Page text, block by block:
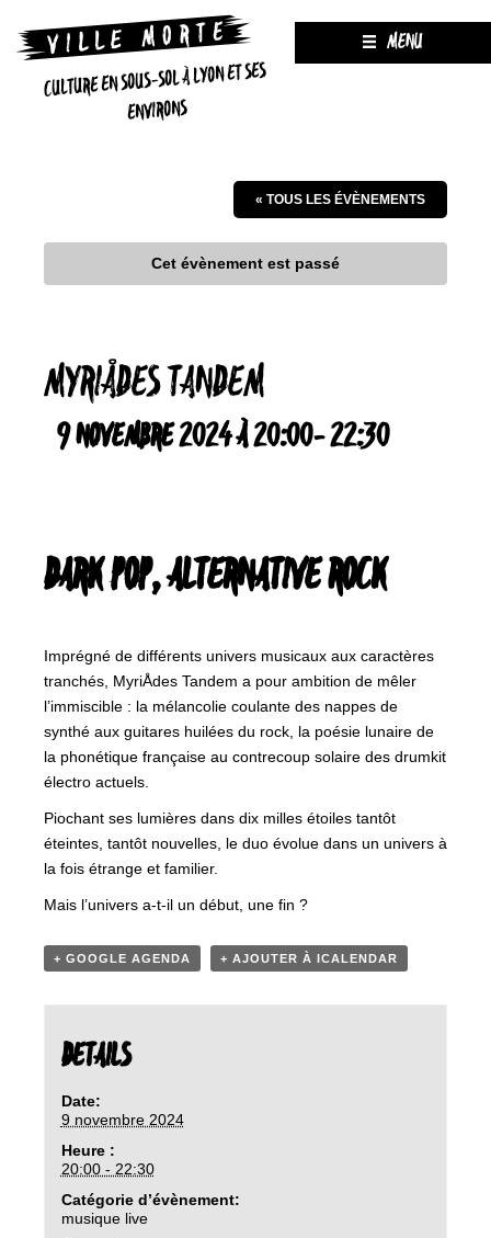
CULTURE EN SOUS-SOL À LYON ET SES
ENVIRONS
MENU
« TOUS LES ÉVÈNEMENTS
Cet évènement est passé
MYRIÅDES TANDEM
9 NOVEMBRE 2024 À 20:00-22:30
DARK POP, ALTERNATIVE ROCK
Imprégné de différents univers musicaux aux caractères
tranchés, MyriÅdes Tandem a pour ambition de mêler
l’immiscible : la mélancolie coulante des nappes de
synthé aux guitares huilées du rock, la poésie lunaire de
la phonétique française au contrecoup solaire des drumkit
électro actuels.
Piochant ses lumières dans dix milles étoiles tantôt
éteintes, tantôt nouvelles, le duo évolue dans un univers à
la fois étrange et familier.
Mais l’univers a-t-il un début, une fin ?
+ GOOGLE AGENDA + AJOUTER À ICALENDAR
DETAILS
Date:
9 novembre 2024
Heure :
20:00 - 22:30
Catégorie d’évènement:
musique live